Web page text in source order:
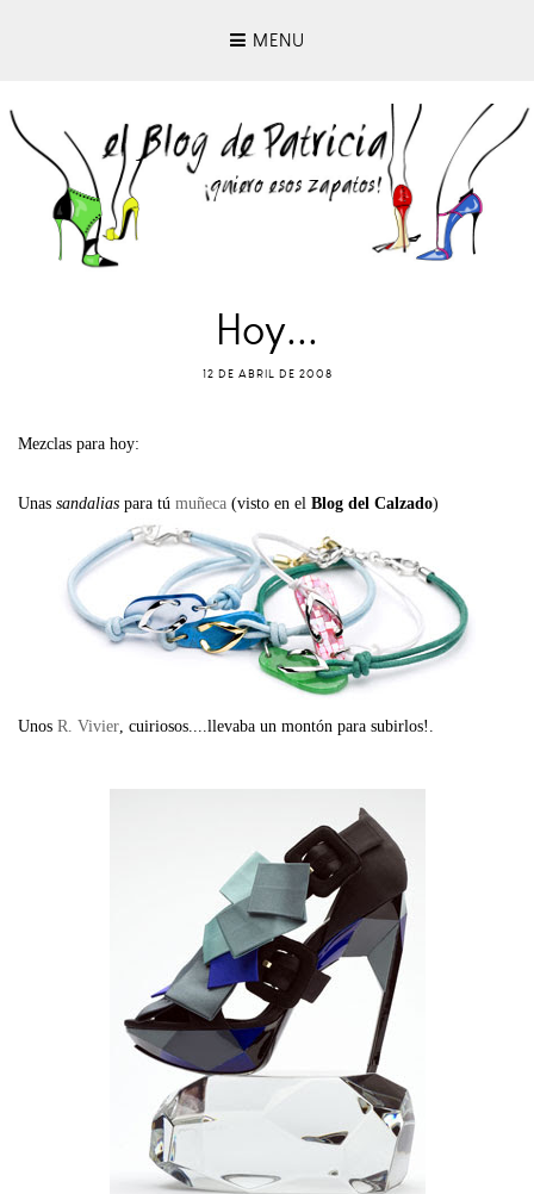
MENU
Hoy...
12 DE ABRIL DE 2008
Mezclas para hoy:
Unas sandalias para tú muñeca (visto en el Blog del Calzado)
Unos R. Vivier , cuiriosos....llevaba un montón para subirlos!.